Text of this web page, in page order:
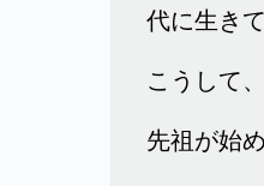
代に生き
こうして
先祖が始